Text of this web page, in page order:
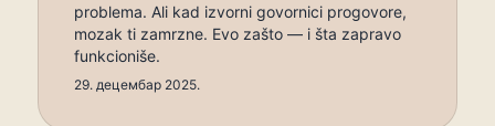
problema. Ali kad izvorni govornici progovore,
mozak ti zamrzne. Evo zašto — i šta zapravo
funkcioniše.
29. децембар 2025.